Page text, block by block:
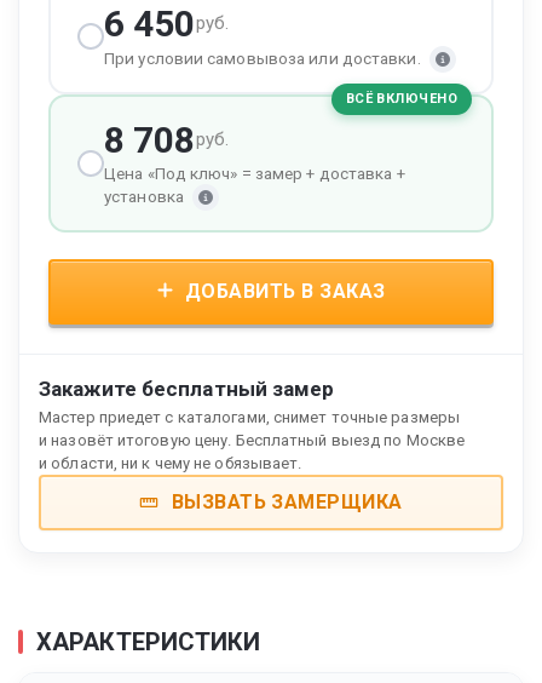
6 450руб.
При условии самовывоза или доставки.
ВСЁ ВКЛЮЧЕНО
8 708руб.
Цена «Под ключ» = замер + доставка +
установка
ДОБАВИТЬ В ЗАКАЗ
Закажите бесплатный замер
Мастер приедет с каталогами, снимет точные размеры
и назовёт итоговую цену. Бесплатный выезд по Москве
и области, ни к чему не обязывает.
ВЫЗВАТЬ ЗАМЕРЩИКА
ХАРАКТЕРИСТИКИ